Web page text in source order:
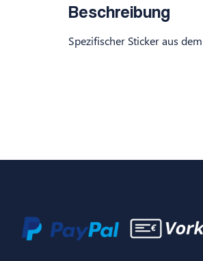
Beschreibung
Spezifischer Sticker aus